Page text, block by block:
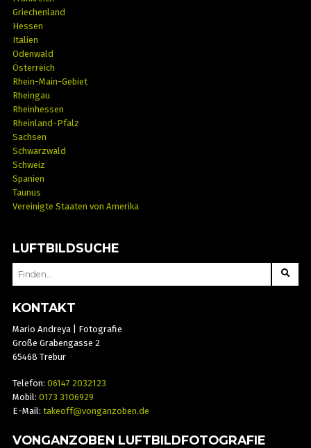
Griechenland
Hessen
Italien
Odenwald
Österreich
Rhein-Main-Gebiet
Rheingau
Rheinhessen
Rheinland-Pfalz
Sachsen
Schwarzwald
Schweiz
Spanien
Taunus
Vereinigte Staaten von Amerika
LUFTBILDSUCHE
SEARCH
KONTAKT
Mario Andreya | Fotografie
Große Grabengasse 2
65468 Trebur
Telefon: 06147 2032123
Mobil: 0173 3106929
E-Mail: takeoff@vonganzoben.de
VONGANZOBEN LUFTBILDFOTOGRAFIE